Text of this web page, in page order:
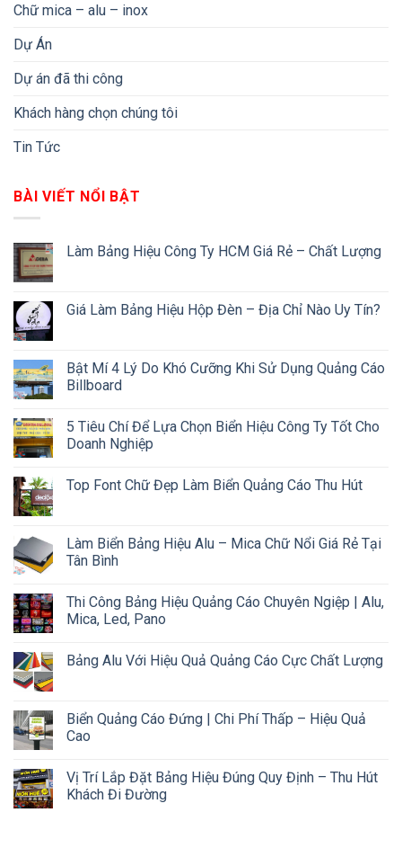
Chữ mica – alu – inox
Dự Án
Dự án đã thi công
Khách hàng chọn chúng tôi
Tin Tức
BÀI VIẾT NỔI BẬT
Làm Bảng Hiệu Công Ty HCM Giá Rẻ – Chất Lượng
Giá Làm Bảng Hiệu Hộp Đèn – Địa Chỉ Nào Uy Tín?
Bật Mí 4 Lý Do Khó Cưỡng Khi Sử Dụng Quảng Cáo
Billboard
5 Tiêu Chí Để Lựa Chọn Biển Hiệu Công Ty Tốt Cho
Doanh Nghiệp
Top Font Chữ Đẹp Làm Biển Quảng Cáo Thu Hút
Làm Biển Bảng Hiệu Alu – Mica Chữ Nổi Giá Rẻ Tại
Tân Bình
Thi Công Bảng Hiệu Quảng Cáo Chuyên Ngiệp | Alu,
Mica, Led, Pano
Bảng Alu Với Hiệu Quả Quảng Cáo Cực Chất Lượng
Biển Quảng Cáo Đứng | Chi Phí Thấp – Hiệu Quả
Cao
Vị Trí Lắp Đặt Bảng Hiệu Đúng Quy Định – Thu Hút
Khách Đi Đường